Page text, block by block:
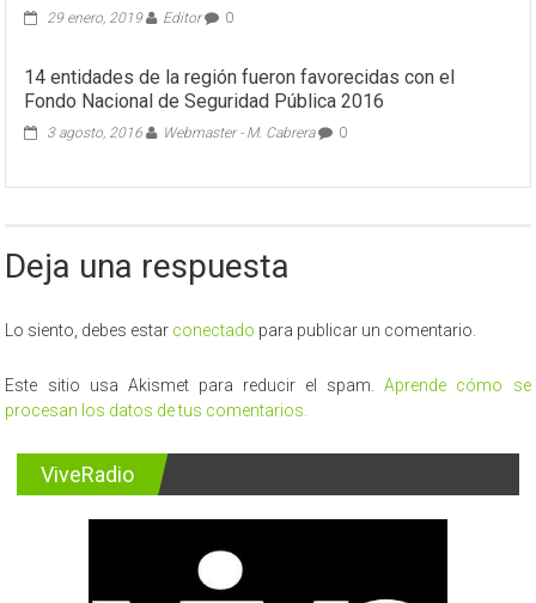
29 enero, 2019 Editor 0
14 entidades de la región fueron favorecidas con el
Fondo Nacional de Seguridad Pública 2016
3 agosto, 2016 Webmaster - M. Cabrera 0
Deja una respuesta
Lo siento, debes estar conectado para publicar un comentario.
Este sitio usa Akismet para reducir el spam.Aprende cómo se
procesan los datos de tus comentarios.
ViveRadio